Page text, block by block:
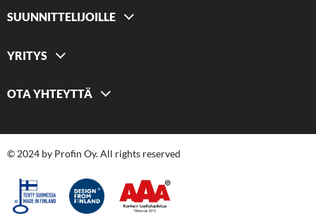
SUUNNITTELIJOILLE
YRITYS
OTA YHTEYTTÄ
© 2024 by Profin Oy. All rights reserved